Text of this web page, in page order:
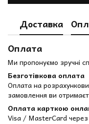
Доставка
Оплата
Ми пропонуємо зручні
Безготівкова оплата
Оплата на
замовлення ви
Оплата карткою
Visa / MasterCard через